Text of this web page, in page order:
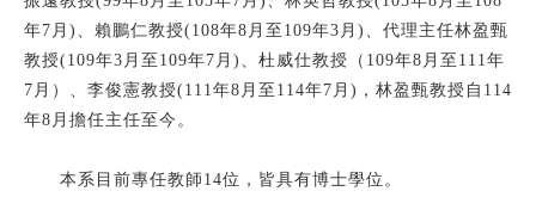
普通型高級中等學校數理及資訊學科能力競賽
青少年數學國際城市邀請賽
年7月)、賴鵬仁教授(108年8月至109年3月)、代理主任林盈甄
教授(109年3月至109年7月)、杜威仕教授（109年8月至111年
7月）、李俊憲教授(111年8月至114年7月)，林盈甄教授自114
年8月擔任主任至今。
本系目前專任教師14位，皆具有博士學位。